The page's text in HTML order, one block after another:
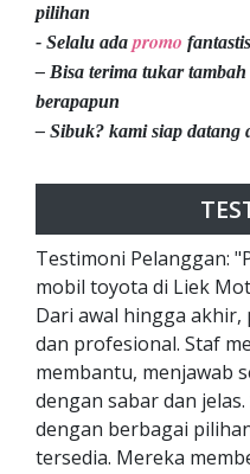
pilihan
- Selalu ada promo fantastis
– Bisa terima tukar
berapapun
– Sibuk? kami siap datang
Testimoni Pelanggan:
mobil toyota di Liek
Dari awal hingga
dan profesional. Staf
membantu, menjawab
dengan sabar dan
dengan berbagai
tersedia. Mereka